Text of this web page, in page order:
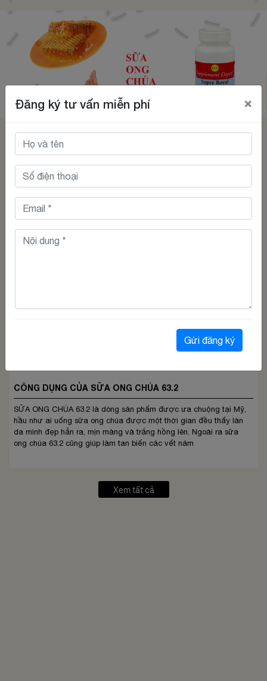
BLOG
CÔNG DỤNG CỦA SỮA ONG CHÚA 63.2
SỮA ONG CHÚA 63.2 là dòng sản phẩm được ưa chuộng tại Mỹ,
hầu như ai uống sữa ong chúa được một thời gian đều thấy làn
da mình đẹp hẳn ra, mịn màng và trắng hồng lên. Ngoài ra sữa
ong chúa 63.2 cũng giúp làm tan biến các vết nám
Xem tất cả
Đăng ký tư vấn miễn phí ×
Gửi đăng ký